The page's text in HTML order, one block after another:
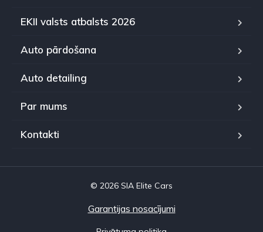
EKII valsts atbalsts 2026
Auto pārdošana
Auto detailing
Par mums
Kontakti
© 2026 SIA Elite Cars
Garantijas nosacījumi